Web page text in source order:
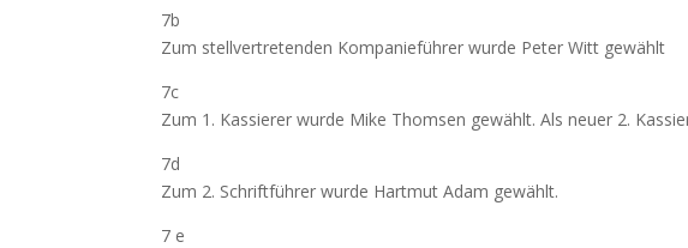
7b
Zum stellvertretenden Kompanieführer wurde Peter Witt gewählt
7c
Zum 1. Kassierer wurde Mike Thomsen gewählt. Als neuer 2.
7d
Zum 2. Schriftführer wurde Hartmut Adam gewählt.
7 e